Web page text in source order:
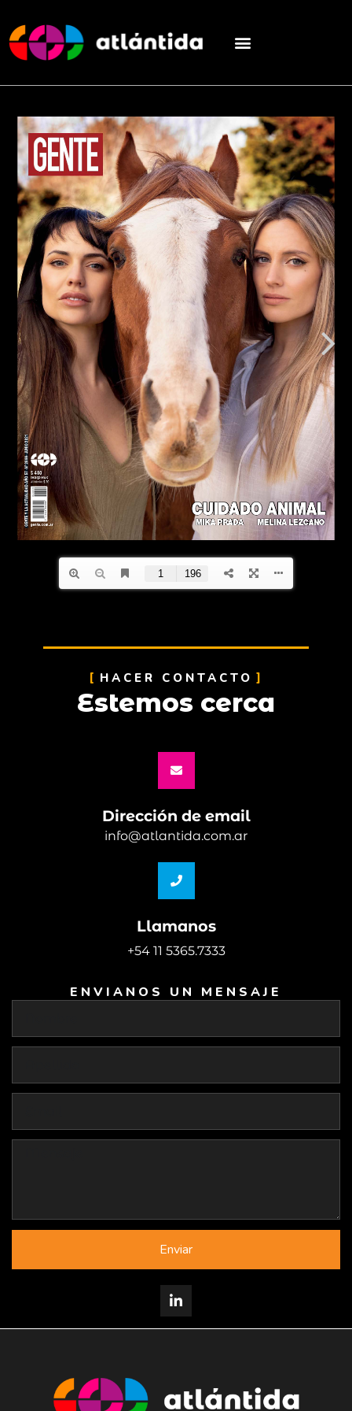
HACER CONTACTO
Estemos cerca
Dirección de email
info@atlantida.com.ar
Llamanos
+54 11 5365.7333
ENVIANOS UN MENSAJE
Enviar